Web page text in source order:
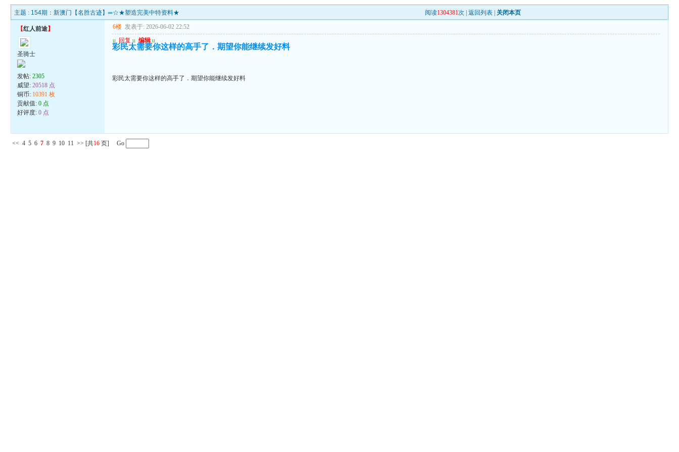
主题 : 154期：新澳门【名胜古迹】═☆★塑造完美中特资料★ 阅读1304381次 |返回列表 关闭本页
【红人前途】
圣骑士
发帖:2305
威望:20518 点
铜币: 10391 枚
贡献值:0 点
好评度:0 点
6楼 发表于: 2026-06-02 22:52
u 回复 u 编辑 u
彩民太需要你这样的高手了．期望你能继续发好料
彩民太需要你这样的高手了．期望你能继续发好料
<< 4 5 6 7 8 9 10 11 >> [共16 页] Go